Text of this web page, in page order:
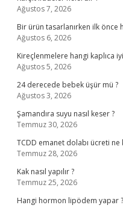
Ağustos 7, 2026
Bir ürün tasarlanırken ilk önce
Ağustos 6, 2026
Kireçlenmelere hangi kaplıca
Ağustos 5, 2026
24 derecede bebek üşür mü ?
Ağustos 3, 2026
Şamandıra suyu nasıl keser ?
Temmuz 30, 2026
TCDD emanet dolabı ücreti ne
Temmuz 28, 2026
Kak nasıl yapılır ?
Temmuz 25, 2026
Hangi hormon lipödem yapar ?